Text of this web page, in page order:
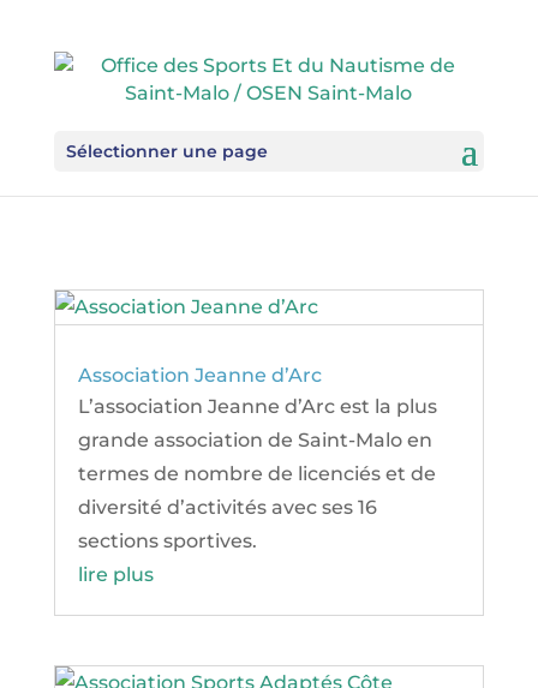
Sélectionner une page
Association Jeanne d’Arc
L’association Jeanne d’Arc est la plus
grande association de Saint-Malo en
termes de nombre de licenciés et de
diversité d’activités avec ses 16
sections sportives.
lire plus